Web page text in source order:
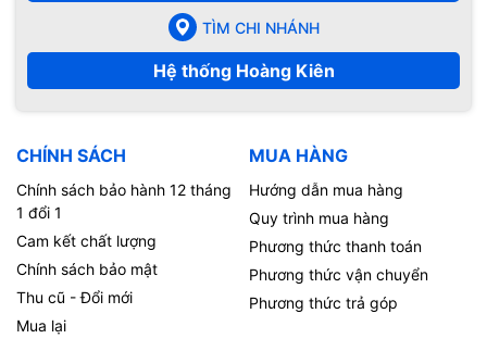
TÌM CHI NHÁNH
Hệ thống Hoàng Kiên
CHÍNH SÁCH
Chính sách bảo hành 12 tháng
1 đổi 1
Cam kết chất lượng
Chính sách bảo mật
Thu cũ - Đổi mới
Mua lại
MUA HÀNG
Hướng dẫn mua hàng
Quy trình mua hàng
Phương thức thanh toán
Phương thức vận chuyển
Phương thức trả góp